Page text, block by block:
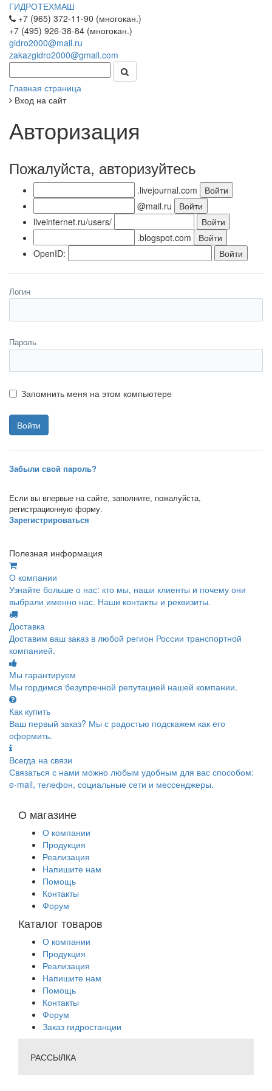
ГИДРОТЕХМАШ
+7 (965) 372-11-90 (многокан.)
+7 (495) 926-38-84 (многокан.)
gidro2000@mail.ru
zakazgidro2000@gmail.com
Главная страница
Вход на сайт
Авторизация
Пожалуйста, авторизуйтесь
.livejournal.com
@mail.ru
liveinternet.ru/users/
.blogspot.com
OpenID:
Логин
Пароль
Запомнить меня на этом компьютере
Забыли свой пароль?
Если вы впервые на сайте, заполните, пожалуйста,
регистрационную форму.
Зарегистрироваться
Полезная информация
О компании
Узнайте больше о нас: кто мы, наши клиенты и почему они
выбрали именно нас. Наши контакты и реквизиты.
Доставка
Доставим ваш заказ в любой регион России транспортной
компанией.
Мы гарантируем
Мы гордимся безупречной репутацией нашей компании.
Как купить
Ваш первый заказ? Мы с радостью подскажем как его
оформить.
Всегда на связи
Связаться с нами можно любым удобным для вас способом:
e-mail, телефон, социальные сети и мессенджеры.
О магазине
О компании
Продукция
Реализация
Напишите нам
Помощь
Контакты
Форум
Каталог товаров
О компании
Продукция
Реализация
Напишите нам
Помощь
Контакты
Форум
Заказ гидростанции
РАССЫЛКА